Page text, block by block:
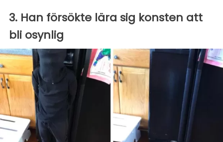
3. Han försökte lära sig konsten att
bli osynlig